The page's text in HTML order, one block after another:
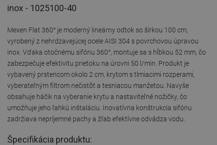
inox - 1025100-40
Mexen Flat 360° je moderný lineárny odtok so šírkou 100 cm,
vyrobený z nehrdzavejúcej ocele AISI 304 s povrchovou úpravou
inox. Vďaka otočnému sifónu 360°, montuje sa s hĺbkou 52 mm, čo
zabezpečuje efektivitu prietoku na úrovni 50 l/min. Produkt je
vybavený prstencom okolo 2 cm, krytom s tlmiacimi rozperami,
vyberateľným filtrom nečistôt a tesniacou manžetou. Navyše
obsahuje háčik na vyberanie krytu a nastaviteľné nožičky, čo
umožňuje jeho ľahkú inštaláciu. Inovatívna konštrukcia sifónu
zadržiava nepríjemné pachy a žľab efektívne odvádza vodu.
Špecifikácia produktu: